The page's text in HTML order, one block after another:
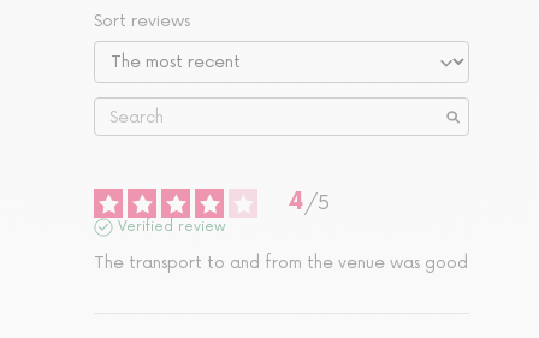
Sort reviews
4/5
Verified review
The transport to and from the venue was good